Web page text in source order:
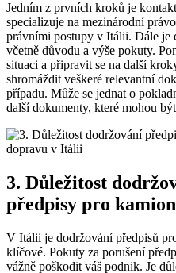
Jedním z prvních kroků je
specializuje na mezinárodní
právními postupy v Itálii. Dále je
včetně důvodu a výše pokuty.
situaci a připravit se na další
shromáždit veškeré relevantní
případu. Může se jednat o
další dokumenty, které mohou
3. Důležitost
předpisy pro
V Itálii je dodržování předpisů
klíčové. Pokuty za porušení
vážně poškodit váš podnik. Je